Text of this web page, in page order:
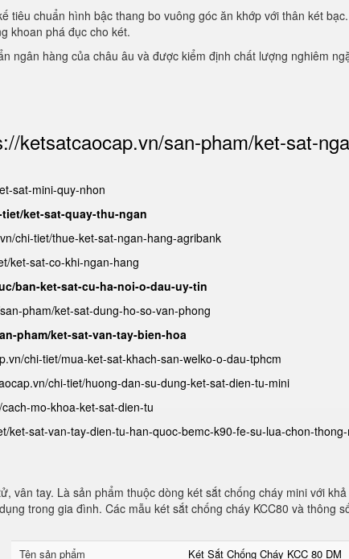
tiêu chuẩn hình bậc thang bo vuông góc ăn khớp với thân két
khoan phá đục cho két.
ngân hàng của châu âu và được kiểm định chất lượng nghiêm
ketsatcaocap.vn/san-pham/ket-sat-
sat-mini-quy-nhon
ket-sat-quay-thu-ngan
chi-tiet/thue-ket-sat-ngan-hang-agribank
ket-sat-co-khi-ngan-hang
ban-ket-sat-cu-ha-noi-o-dau-uy-tin
pham/ket-sat-dung-ho-so-van-phong
pham/ket-sat-van-tay-bien-hoa
chi-tiet/mua-ket-sat-khach-san-welko-o-dau-tphcm
chi-tiet/huong-dan-su-dung-ket-sat-dien-tu-mini
mo-khoa-ket-sat-dien-tu
ket-sat-van-tay-dien-tu-han-quoc-bemc-k90-fe-su-lua-chon-
vân tay. Là sản phẩm thuộc dòng két sắt chống cháy mini với
trong gia đình. Các mẫu két sắt chống cháy KCC80 và thông
Tên sản phẩm Két Sắt Chống Cháy KCC 80 DM